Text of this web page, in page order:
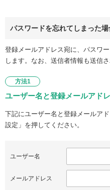
パスワードを忘れてしまった場
登録メールアドレス宛に、パスワ
します。なお、送信者情報も送信さ
方法1
ユーザー名と登録メールアド
下記にユーザー名と登録メールア
設定」を押してください。
ユーザー名
メールアドレス